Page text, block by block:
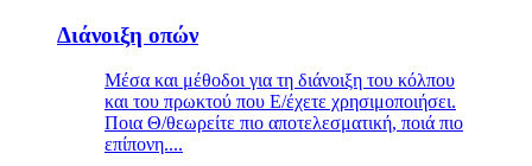
Διάνοιξη οπών
Μέσα και μέθοδοι για τη διάνοιξη του κόλπου
και του πρωκτού που Ε/έχετε χρησιμοποιήσει.
Ποια Θ/θεωρείτε πιο αποτελεσματική, ποιά πιο
επίπονη....